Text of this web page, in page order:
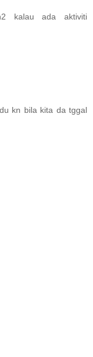
kalau ada aktiviti
kn bila kita da tggal